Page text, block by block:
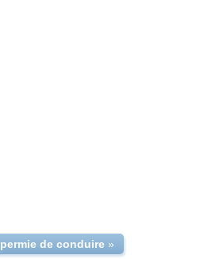
permie de conduire»